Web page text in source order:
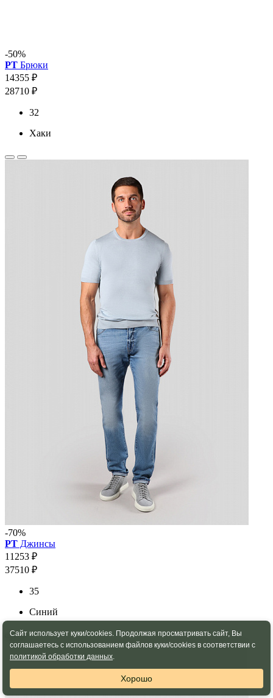
-50%
PT Брюки
14355 ₽
28710 ₽
32
Хаки
-70%
PT Джинсы
11253 ₽
37510 ₽
35
Синий
Сайт использует куки/cookies. Продолжая просматривать сайт, Вы
соглашаетесь с использованием файлов куки/cookies в соответствии с
политикой обработки данных.
Хорошо